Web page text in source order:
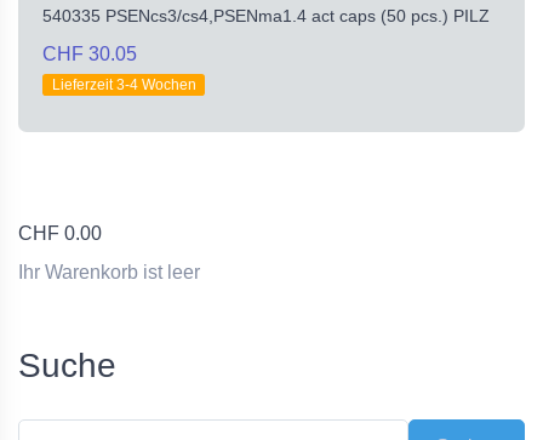
540335 PSENcs3/cs4,PSENma1.4 act caps (50 pcs.) PILZ
CHF 30.05
Lieferzeit 3-4 Wochen
CHF 0.00
Ihr Warenkorb ist leer
Suche